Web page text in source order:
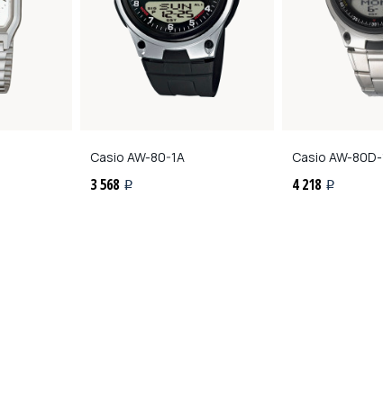
Casio AW-80-1A
3 568 i
Casio AW-80D-
4 218 i